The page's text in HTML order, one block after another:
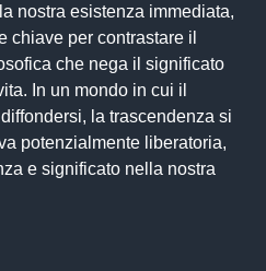
nostra esistenza immediata,
chiave per contrastare il
che nega il significato
In un mondo in cui il
la trascendenza si
potenzialmente liberatoria,
e significato nella nostra